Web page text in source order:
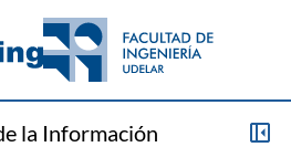
la Información